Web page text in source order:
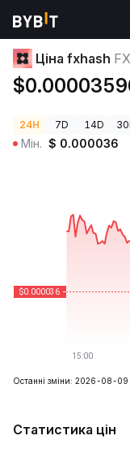
Ціни криптовалют
Ціна fxhash
24H 7D 14D
Мін. $ 0.000036
Останні зміни: 2026-08-09
Статистика цін